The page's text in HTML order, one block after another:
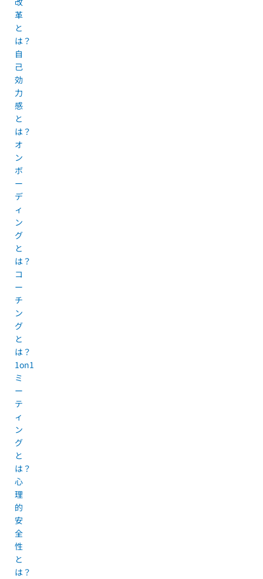
革
と
は？
自
己
効
力
感
と
は？
オ
ン
ボ
ー
デ
ィ
ン
グ
と
は？
コ
ー
チ
ン
グ
と
は？
1on1
ミ
ー
テ
ィ
ン
グ
と
は？
心
理
的
安
全
性
と
は？